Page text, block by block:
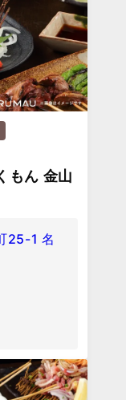
もん 金山
25-1 名